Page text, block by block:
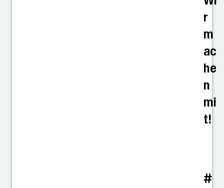
r
m
ac
he
n
mi
t!
#